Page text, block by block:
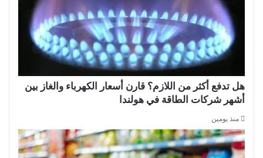
هل تدفع أكثر من اللازم؟ قارن أسعار الكهرباء والغاز بين
أشهر شركات الطاقة في هولندا
منذ يومين